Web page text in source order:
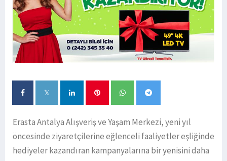
Erasta Antalya Alışveriş ve Yaşam Merkezi, yeni yıl
öncesinde ziyaretçilerine eğlenceli faaliyetler eşliğinde
hediyeler kazandıran kampanyalarına bir yenisini daha